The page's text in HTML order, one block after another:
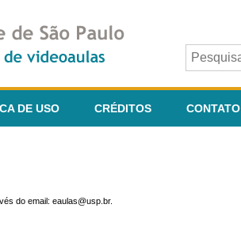
DE USO CRÉDITOS CONTATO
do email: eaulas@usp.br.